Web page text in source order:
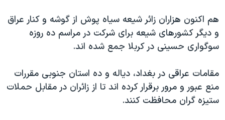
علم و فناوری
اسرائیل در جنگ
آرشیو پخش زنده
رمز مهسا
ورزش زنان در ایران
مجموعه مستندهای دادخواهی
تریبونال مردمی آبان ۹۸
زبانهای مختلف
هم اکنون هزاران زائر شيعه سياه پوش از گوشه و کنار عراق
و ديگر کشورهای شيعه برای شرکت در مراسم ده روزه
سوگواری حسينی در کربلا جمع شده اند.
مقامات عراقی در بغداد، دياله و ده استان جنوبی مقررات
منع عبور و مرور برقرار کرده اند تا از زائران در مقابل حملات
ستيزه گران محافظت کنند.